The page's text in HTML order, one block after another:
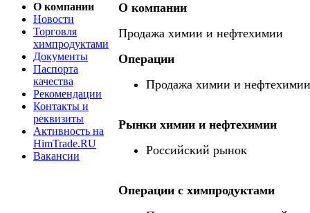
О компании
Новости
Торговля
химпродуктами
Документы
Паспорта
качества
Рекомендации
Контакты и
реквизиты
Активность на
HimTrade.RU
Вакансии
О компании
Продажа химии и нефтехимии
Операции
Продажа химии и нефтехимии
Рынки химии и нефтехимии
Российский рынок
Операции c химпродуктами